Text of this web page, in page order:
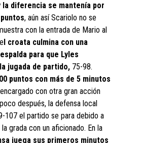
diferencia se mantenía por
, aún así Scariolo no se
con la entrada de Mario al
l croata culmina con una
para que Lyles
jugada de partido, 75-98.
puntos con más de 5 minutos
con otra gran acción
después, la defensa local
107 el partido se para debido a
grada con un aficionado. En la
juega sus primeros minutos